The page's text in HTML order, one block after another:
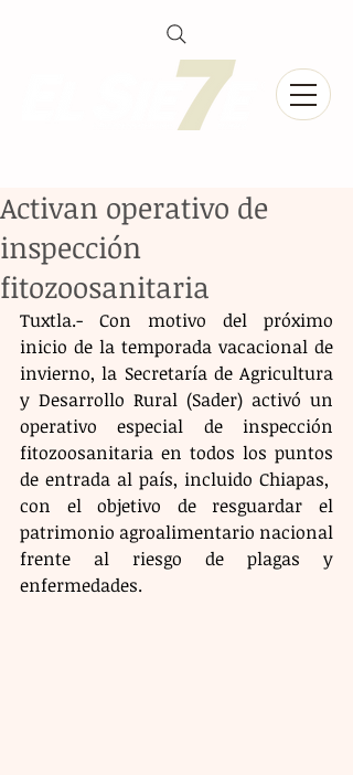
Activan operativo de
inspección
fitozoosanitaria
Tuxtla.- Con motivo del próximo
inicio de la temporada vacacional de
invierno, la Secretaría de Agricultura
y Desarrollo Rural (Sader) activó un
operativo especial de inspección
fitozoosanitaria en todos los puntos
de entrada al país, incluido Chiapas,
con el objetivo de resguardar el
patrimonio agroalimentario nacional
frente al riesgo de plagas y
enfermedades.